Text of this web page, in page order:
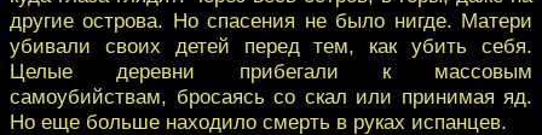
другие острова. Но спасения не было нигде. Матери
убивали своих детей перед тем, как убить себя.
Целые деревни прибегали к массовым
самоубийствам, бросаясь со скал или принимая яд.
Но еще больше находило смерть в руках испанцев.